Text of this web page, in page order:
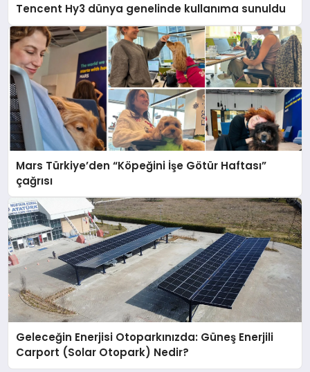
Tencent Hy3 dünya genelinde kullanıma sunuldu
Mars Türkiye’den “Köpeğini İşe Götür Haftası”
çağrısı
Geleceğin Enerjisi Otoparkınızda: Güneş Enerjili
Carport (Solar Otopark) Nedir?